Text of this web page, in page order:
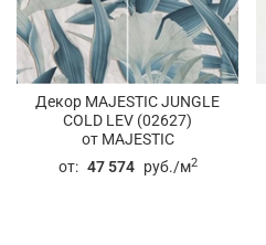
Декор MAJESTIC JUNGLE
COLD LEV (02627)
от MAJESTIC
от: 47 574 руб./м2